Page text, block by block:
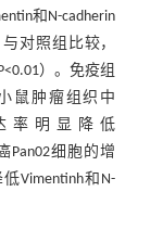
和N-cadherin
对照组比较，
）。免疫组
鼠肿瘤组织中
率明显降低
Pan02细胞的增
Vimentinh和N-